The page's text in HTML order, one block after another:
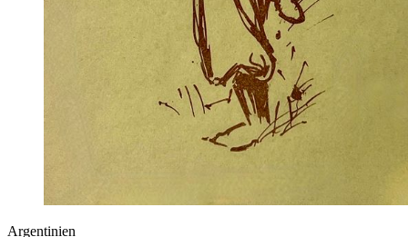
Argentinien